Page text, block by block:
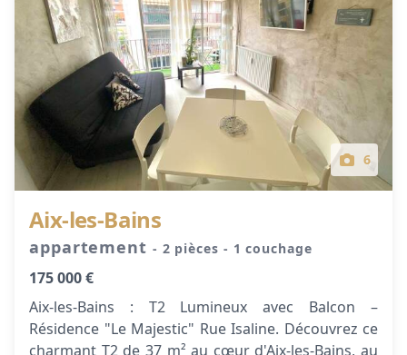
6
Aix-les-Bains
appartement - 2 pièces - 1 couchage
175 000 €
Aix-les-Bains : T2 Lumineux avec Balcon –
Résidence "Le Majestic" Rue Isaline. Découvrez ce
charmant T2 de 37 m² au cœur d'Aix-les-Bains, au